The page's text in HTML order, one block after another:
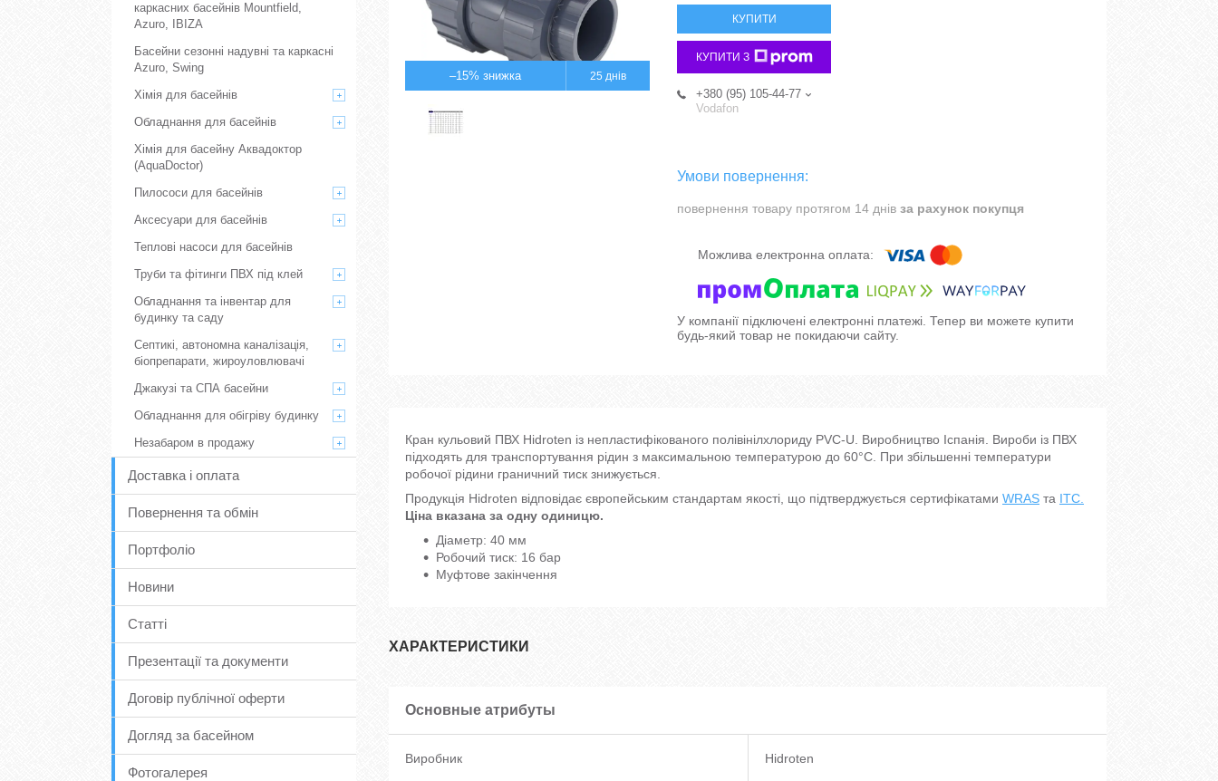
–15% 25 днів
КУПИТИ
КУПИТИ З
+380 (95) 105-44-77
Vodafon
повернення товару протягом 14 днів за рахунок покупця
У компанії підключені електронні платежі. Тепер ви можете купити
будь-який товар не покидаючи сайту.
Кран кульовий ПВХ Hidroten із непластифікованого полівінілхлориду PVC-U. Виробництво Іспанія. Вироби із ПВХ
підходять для транспортування рідин з максимальною температурою до 60°C. При збільшенні температури
робочої рідини граничний тиск знижується.
Продукція Hidroten відповідає європейським стандартам якості, що підтверджується сертифікатами WRAS та ITC.
Ціна вказана за одну одиницю.
Діаметр: 40 мм
Робочий тиск: 16 бар
Муфтове закінчення
ХАРАКТЕРИСТИКИ
Основные атрибуты
Виробник Hidroten
каркасних басейнів Mountfield,
Azuro, IBIZA
Басейни сезонні надувні та каркасні
Azuro, Swing
Хімія для басейнів
Обладнання для басейнів
Хімія для басейну Аквадоктор
(AquaDoctor)
Пилососи для басейнів
Аксесуари для басейнів
Теплові насоси для басейнів
Труби та фітинги ПВХ під клей
Обладнання та інвентар для
будинку та саду
Септикі, автономна каналізація,
біопрепарати, жироуловлювачі
Джакузі та СПА басейни
Обладнання для обігріву будинку
Незабаром в продажу
Доставка і оплата
Повернення та обмін
Портфоліо
Новини
Статті
Презентації та документи
Договір публічної оферти
Догляд за басейном
Фотогалерея